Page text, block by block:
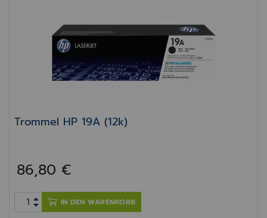
Trommel HP 19A (12k)
86,80 €
IN DEN WARENKORB